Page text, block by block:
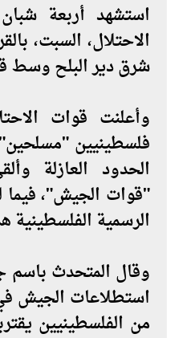
استشهد أربعة
الاحتلال، السبت،
شرق دير البلح وسط
وأعلنت قوات
فلسطينيين
الحدود العازلة
"قوات الجيش"، فيما
الرسمية الفلسطينية
وقال المتحدث
استطلاعات الجيش
من الفلسطينيين